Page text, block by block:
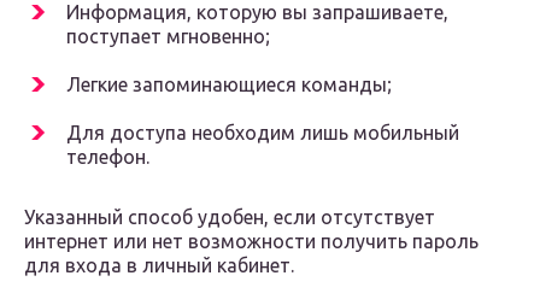
Информация, которую вы запрашиваете,
поступает мгновенно;
Легкие запоминающиеся команды;
Для доступа необходим лишь мобильный
телефон.
Указанный способ удобен, если отсутствует
интернет или нет возможности получить пароль
для входа в личный кабинет.